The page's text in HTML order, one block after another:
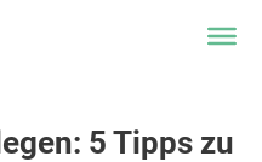
5 Tipps zu